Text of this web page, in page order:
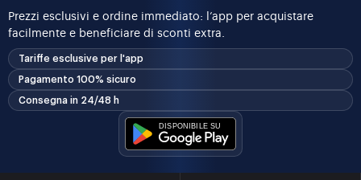
Prezzi esclusivi e ordine immediato: l’app per acquistare
facilmente e beneficiare di sconti extra.
Tariffe esclusive per l'app
Pagamento 100% sicuro
Consegna in 24/48 h